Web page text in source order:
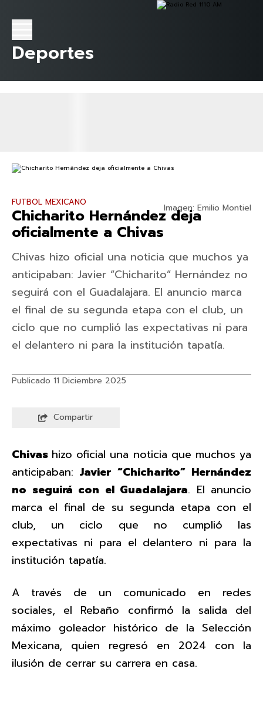
Deportes
Imagen: Emilio Montiel
FUTBOL MEXICANO
Chicharito Hernández deja
oficialmente a Chivas
Chivas hizo oficial una noticia que muchos ya
anticipaban: Javier “Chicharito” Hernández no
seguirá con el Guadalajara. El anuncio marca
el final de su segunda etapa con el club, un
ciclo que no cumplió las expectativas ni para
el delantero ni para la institución tapatía.
Publicado 11 Diciembre 2025
Compartir
Chivas hizo oficial una noticia que muchos ya
anticipaban:Javier “Chicharito” Hernández
no seguirá con el Guadalajara. El anuncio
marca el final de su segunda etapa con el
club, un ciclo que no cumplió las
expectativas ni para el delantero ni para la
institución tapatía.
A través de un comunicado en redes
sociales, el Rebaño confirmó la salida del
máximo goleador histórico de la Selección
Mexicana, quien regresó en 2024 con la
ilusión de cerrar su carrera en casa.